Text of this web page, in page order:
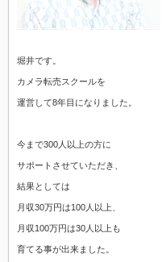
堀井です。
カメラ転売スクールを
運営して8年目になりました。
今まで300人以上の方に
サポートさせていただき、
結果としては
月収30万円は100人以上、
月収100万円は30人以上も
育てる事が出来ました。